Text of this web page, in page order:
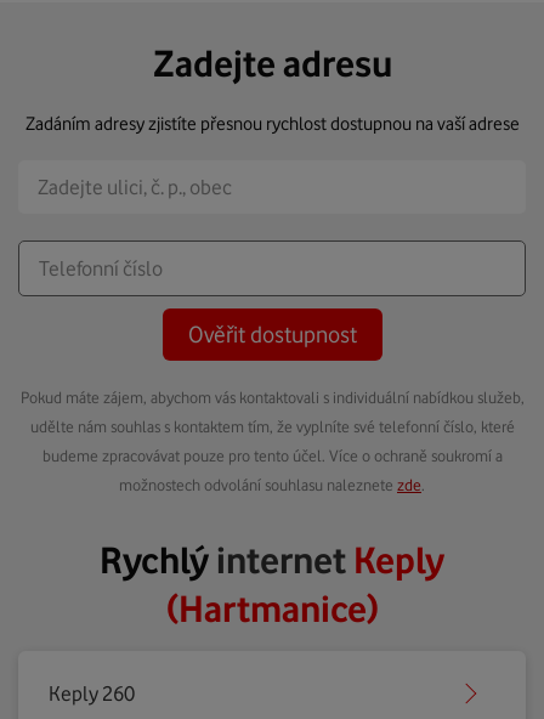
Zadejte adresu
Zadáním adresy zjistíte přesnou rychlost dostupnou na vaší adrese
Ověřit dostupnost
Pokud máte zájem, abychom vás kontaktovali s individuální nabídkou služeb,
udělte nám souhlas s kontaktem tím, že vyplníte své telefonní číslo, které
budeme zpracovávat pouze pro tento účel. Více o ochraně soukromí a
možnostech odvolání souhlasu naleznete zde
Rychlýinternet Keply
(Hartmanice)
Keply 260